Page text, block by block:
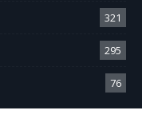
321
295
76